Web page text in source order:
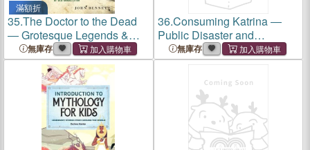
滿額折
35.The Doctor to the Dead
― Grotesque Legends &
Folk Tales of Old Charleston
無庫存
36.Consuming Katrina ―
Public Disaster and
Personal Narrative
無庫存